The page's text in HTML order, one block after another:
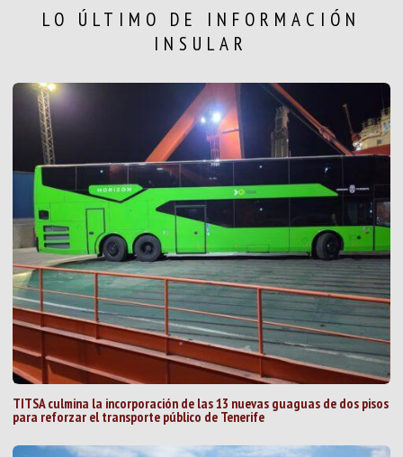
LO ÚLTIMO DE INFORMACIÓN
INSULAR
TITSA culmina la incorporación de las 13 nuevas guaguas de dos pisos
para reforzar el transporte público de Tenerife